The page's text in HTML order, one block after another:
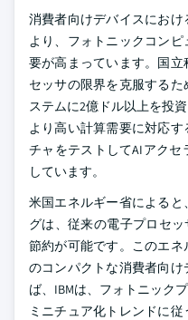
消費者向けデバイスにお
より、フォトニックコン
要が高まっています。国
セッサの限界を克服する
ステムに2億ドル以上を投
より高い計算需要に対応
チャをテストしてAIアクセ
しています。
米国エネルギー省による
グは、従来の電子プロセ
節約が可能です。このエネ
のコンパクトな消費者向け
ば、IBMは、フォトニック
ミニチュア化トレンドに